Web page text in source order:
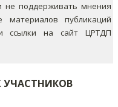
поддерживать мнения
материалов публикаций
ссылки на сайт ЦРТДП
УЧАСТНИКОВ